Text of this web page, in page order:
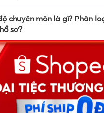
chuyên môn là gì? Phân
sơ?
Công ty TNHH Eyeplus